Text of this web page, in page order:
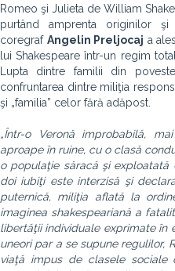
Romeo şi Julieta de William
purtând amprenta originilor
coregraf Angelin Preljocaj a
lui Shakespeare într-un regim
Lupta dintre familii din
confruntarea dintre miliţia
şi „familia” celor fără adăpost.
„Într-o Veronă improbabilă,
aproape în ruine, cu o clasă
o populaţie săracă şi exploatată
doi iubiţi este interzisă şi
puternică, miliţia aflată la
imaginea shakespeariană a
libertăţii individuale exprimate în
uneori par a se supune regulilor,
viaţă impus de clasele sociale